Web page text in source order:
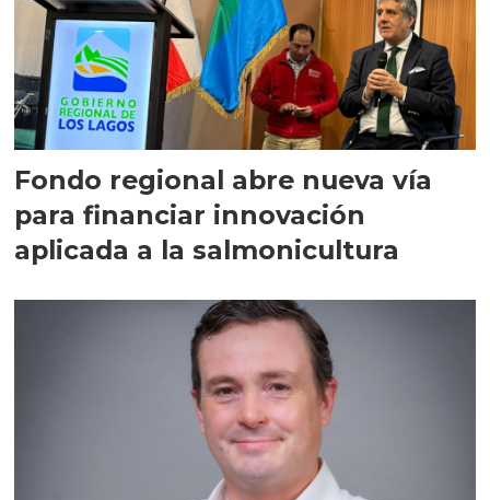
Fondo regional abre nueva vía
para financiar innovación
aplicada a la salmonicultura